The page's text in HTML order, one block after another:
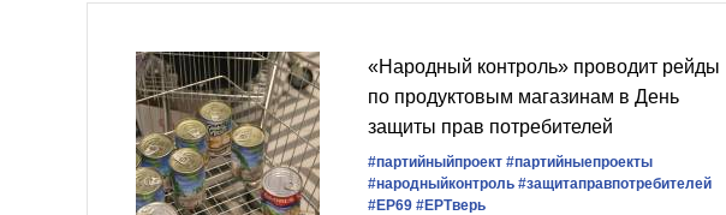
«Народный контроль» проводит рейды
по продуктовым магазинам в День
защиты прав потребителей
#партийныйпроект #партийныепроекты
#народныйконтроль #защитаправпотребителей
#ЕР69 #ЕРТверь